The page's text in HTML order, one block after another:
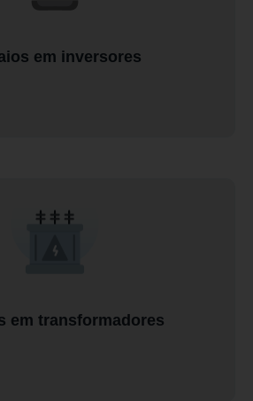
em inversores
em transformadores